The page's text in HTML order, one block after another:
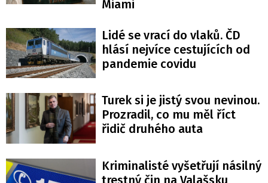
Miami
Lidé se vrací do vlaků. ČD
hlásí nejvíce cestujících od
pandemie covidu
Turek si je jistý svou nevinou.
Prozradil, co mu měl říct
řidič druhého auta
Kriminalisté vyšetřují násilný
trestný čin na Valašsku